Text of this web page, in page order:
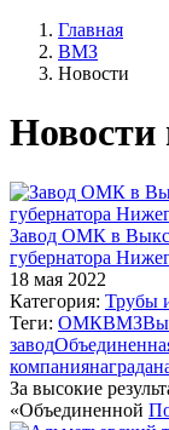
Главная
ВМЗ
Новости
Завод ОМК в
губернатора
18 мая 2022
Категория: Трубы
Теги: ОМКВМЗ
завод
компаниянаграда
За высокие
«Объединенной